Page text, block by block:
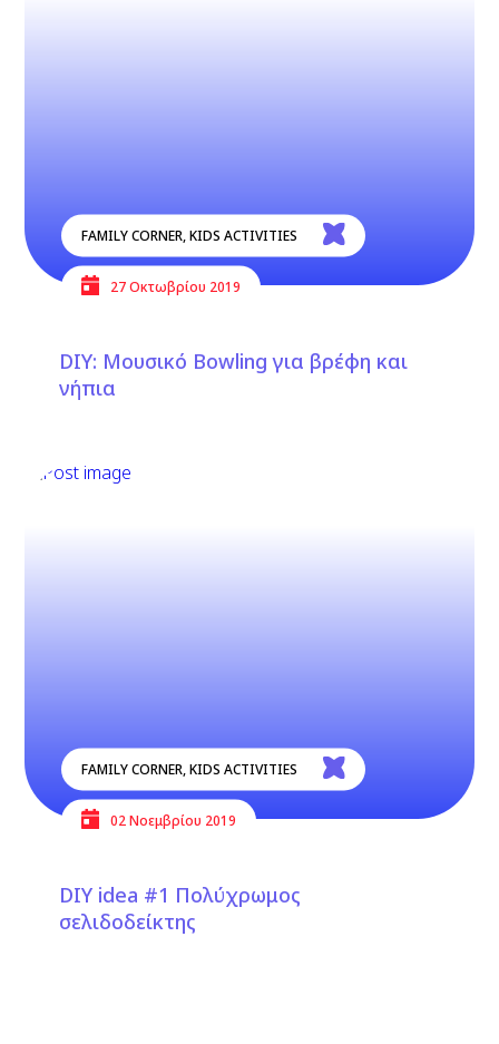
FAMILY CORNER,KIDS ACTIVITIES
27 Οκτωβρίου 2019
DIΥ: Μουσικό Bowling για βρέφη και
νήπια
FAMILY CORNER,KIDS ACTIVITIES
02 Νοεμβρίου 2019
DIY idea #1 Πολύχρωμος
σελιδοδείκτης